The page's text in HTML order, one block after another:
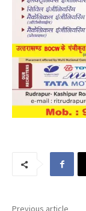
Previous article